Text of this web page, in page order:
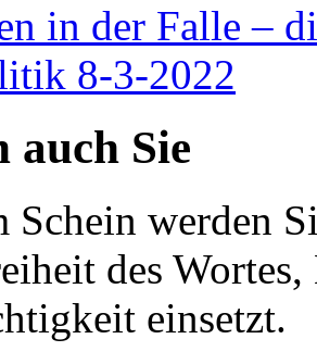
in der Falle –
8-3-2022
auch Sie
Schein werden
des
einsetzt.